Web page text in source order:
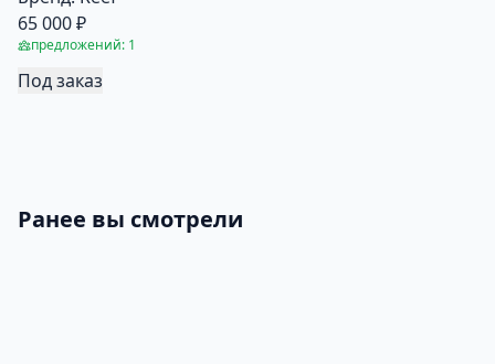
65 000 ₽
предложений: 1
Под заказ
Ранее вы смотрели